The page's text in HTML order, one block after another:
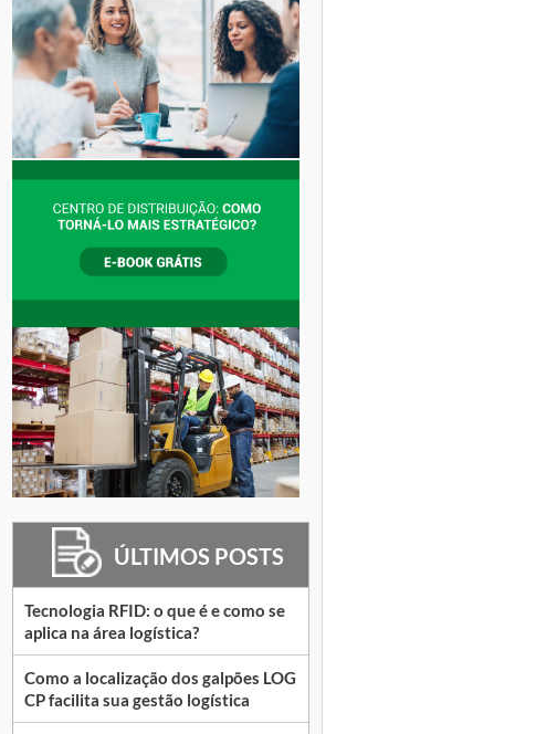
ÚLTIMOS POSTS
Tecnologia RFID: o que é e como se
aplica na área logística?
Como a localização dos galpões LOG
CP facilita sua gestão logística